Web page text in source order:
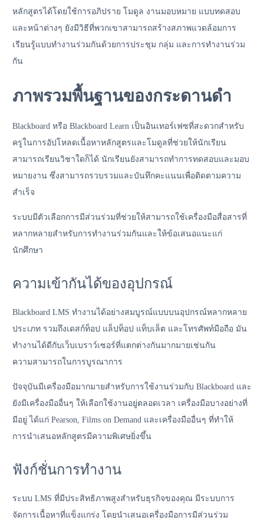
หลักสูตรได้โดยใช้การอภิปราย โมดูล งานมอบหมาย แบบทดสอบ
และหน้าต่างๆ ยังมีวิธีที่พวกเขาสามารถสร้างสภาพแวดล้อมการ
เรียนรู้แบบทำงานร่วมกันด้วยการประชุม กลุ่ม และการทำงานร่วม
กัน
ภาพรวมพื้นฐานของกระดานดำ
Blackboard หรือ Blackboard Learn เป็นอินเทอร์เฟซที่สะดวกสำหรับ
ครูในการอัปโหลดเนื้อหาหลักสูตรและโมดูลที่ช่วยให้นักเรียน
สามารถเรียนวิชาใดก็ได้ นักเรียนยังสามารถทำการทดสอบและมอบ
หมายงาน ซึ่งสามารถรวบรวมและบันทึกคะแนนเพื่อติดตามความ
สำเร็จ
ระบบมีตัวเลือกการมีส่วนร่วมที่ช่วยให้สามารถใช้เครื่องมือสื่อสารที่
หลากหลายสำหรับการทำงานร่วมกันและให้ข้อเสนอแนะแก่
นักศึกษา
ความเข้ากันได้ของอุปกรณ์
Blackboard LMS ทำงานได้อย่างสมบูรณ์แบบบนอุปกรณ์หลากหลาย
ประเภท รวมถึงเดสก์ท็อป แล็ปท็อป แท็บเล็ต และโทรศัพท์มือถือ มัน
ทำงานได้ดีกับเว็บเบราว์เซอร์ที่แตกต่างกันมากมายเช่นกัน
ความสามารถในการบูรณาการ
ปัจจุบันมีเครื่องมือมากมายสำหรับการใช้งานร่วมกับ Blackboard และ
ยังมีเครื่องมืออื่นๆ ให้เลือกใช้งานอยู่ตลอดเวลา เครื่องมือบางอย่างที่
มีอยู่ ได้แก่ Pearson, Films on Demand และเครื่องมืออื่นๆ ที่ทำให้
การนำเสนอหลักสูตรมีความพิเศษยิ่งขึ้น
ฟังก์ชั่นการทำงาน
ระบบ LMS ที่มีประสิทธิภาพสูงสำหรับธุรกิจของคุณ มีระบบการ
จัดการเนื้อหาที่แข็งแกร่ง โดยนำเสนอเครื่องมือการมีส่วนร่วม